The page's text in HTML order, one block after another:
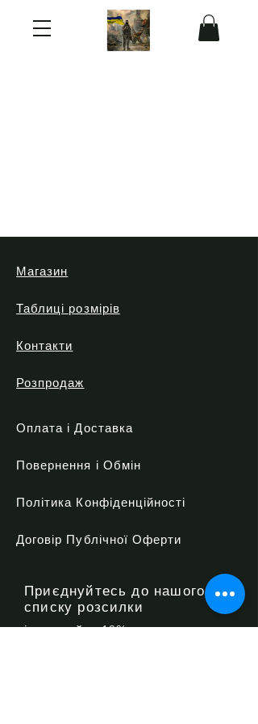
Магазин
Таблиці розмірів
Контакти
Розпродаж
Оплата і Доставка
Повернення і Обмін
Політика Конфіденційності
Договір Публічної Оферти
Приєднуйтесь до нашого
списку розсилки
і отримайте 10% знижки